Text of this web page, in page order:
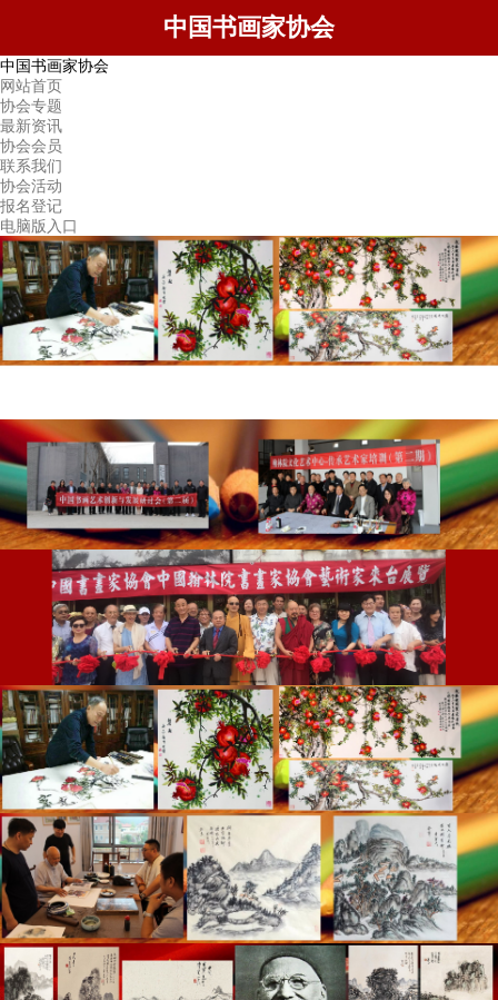
中国书画家协会
中国书画家协会
网站首页
协会专题
最新资讯
协会会员
联系我们
协会活动
报名登记
电脑版入口